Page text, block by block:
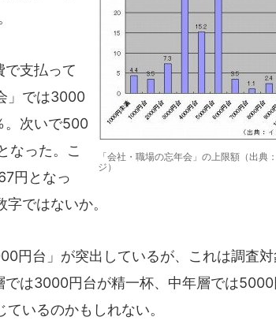
「会社・職場の忘年会」の上限額（出典
ジ）
支払って
」では3000
。次いで500
なった。こ
円となっ
ではないか。
円台」が突出しているが、これは調査
は3000円台が精一杯、中年層では5000
いるのかもしれない。